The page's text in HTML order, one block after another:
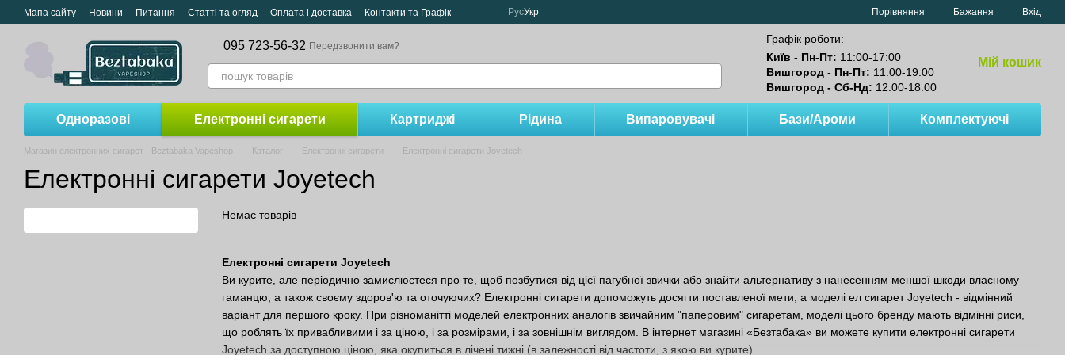
Перейти до основного контенту
Мапа сайту Новини Питання Статті та огляд Оплата і доставка Контакти та Графік РусУкр Порівняння Бажання Вхід
095 723-56-32 Передзвонити вам?
Графік роботи:
Київ - Пн-Пт: 11:00-17:00
Вишгород - Пн-Пт: 11:00-19:00
Вишгород - Сб-Нд: 12:00-18:00
Мій кошик
Одноразові Електронні сигарети Картриджі Рідина Випаровувачі Бази/Ароми Комплектуючі
Магазин електронних сигарет - Beztabaka Vapeshop Каталог Електронні сигарети Електронні сигарети Joyetech
Електронні сигарети Joyetech
Електронні сигарети Joyetech
Ви курите, але періодично замислюєтеся про те, щоб позбутися від цієї пагубної звички або знайти альтернативу з нанесенням меншої шкоди власному
гаманцю, а також своєму здоров'ю та оточуючих? Електронні сигарети допоможуть досягти поставленої мети, а моделі ел сигарет Joyetech - відмінний
варіант для першого кроку. При різноманітті моделей електронних аналогів звичайним "паперовим" сигаретам, моделі цього бренду мають відмінні риси,
що роблять їх привабливими і за ціною, і за розмірами, і за зовнішнім виглядом. В інтернет магазині «Безтабака» ви можете купити електронні сигарети
Joyetech за доступною ціною, яка окупиться в лічені тижні (в залежності від частоти, з якою ви курите).
Немає товарів